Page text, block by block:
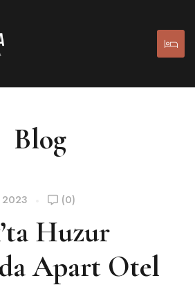
Blog
2023 (0)
Huzur
Apart Otel